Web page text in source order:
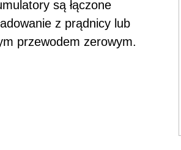
są łączone
z prądnicy lub
przewodem zerowym.